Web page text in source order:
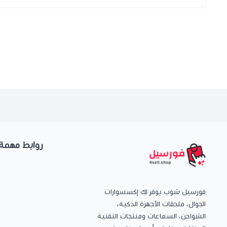
فورسيل شوب يوفر لك إكسسوارات
الجوال، ملحقات الأجهزة الذكية،
الشواحن، السماعات ومنتجات التقنية
روابط